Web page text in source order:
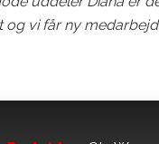
og vi får ny